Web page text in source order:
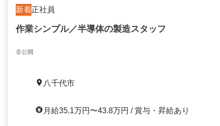
新着正社員
作業シンプル／半導体の製造スタッフ
非公開
八千代市
月給35.1万円〜43.8万円 / 賞与・昇給あり